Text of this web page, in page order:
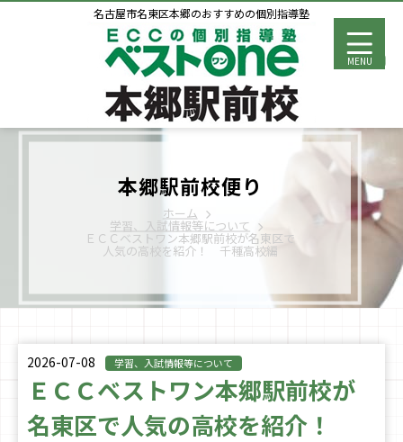
名古屋市名東区本郷のおすすめの個別指導塾
MENU
本郷駅前校便り
ホーム
学習、入試情報等について
ＥＣＣベストワン本郷駅前校が名東区で
人気の高校を紹介！ 千種高校編
2026-07-08 学習、入試情報等について
ＥＣＣベストワン本郷駅前校が
名東区で人気の高校を紹介！